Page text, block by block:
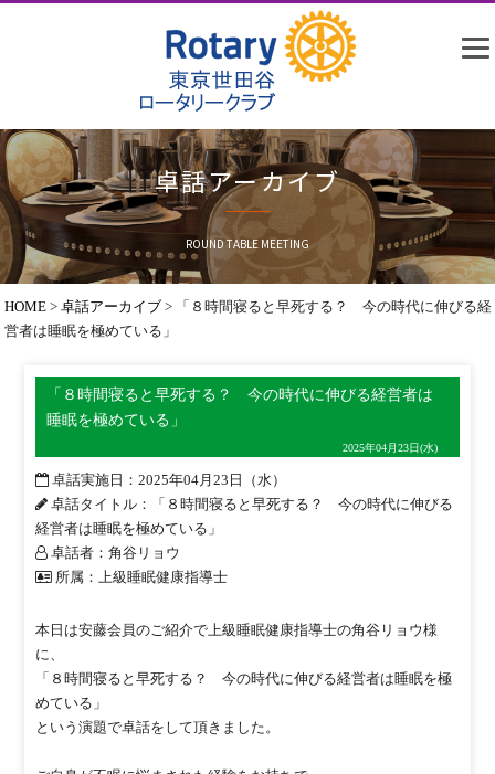
卓話アーカイブ
ROUND TABLE MEETING
HOME >卓話アーカイブ >
「８時間寝ると早死する？ 今の時代に伸びる経
営者は睡眠を極めている」
「８時間寝ると早死する？ 今の時代に伸びる経営者は
睡眠を極めている」
2025年04月23日(水)
卓話実施日 ：2025年04月23日（水）
卓話タイトル ：「８時間寝ると早死する？ 今の時代に伸びる
経営者は睡眠を極めている」
卓話者 ：角谷リョウ
所属 ：上級睡眠健康指導士
本日は安藤会員のご紹介で上級睡眠健康指導士の角谷リョウ様
に、
「８時間寝ると早死する？ 今の時代に伸びる経営者は睡眠を極
めている」
という演題で卓話をして頂きました。